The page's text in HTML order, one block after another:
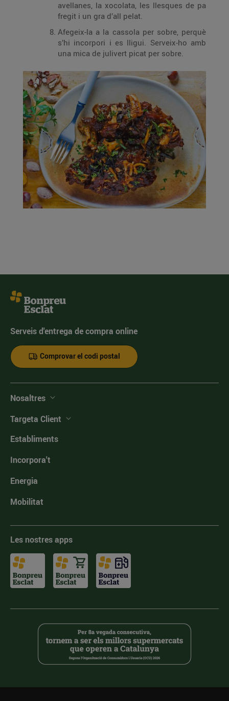
avellanes, la xocolata, les llesques de pa
fregit i un gra d’all pelat.
Afegeix-la a la cassola per sobre, perquè
s’hi incorpori i es lligui. Serveix-ho amb
una mica de julivert picat per sobre.
Serveis d'entrega de compra online
Comprovar el codi postal
Nosaltres
Targeta Client
Establiments
Incorpora't
Energia
Mobilitat
Les nostres apps